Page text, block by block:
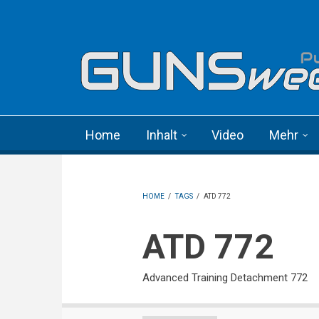
Home Inhalt Video Mehr
HOME / TAGS / ATD 772
ATD 772
Advanced Training Detachment 772